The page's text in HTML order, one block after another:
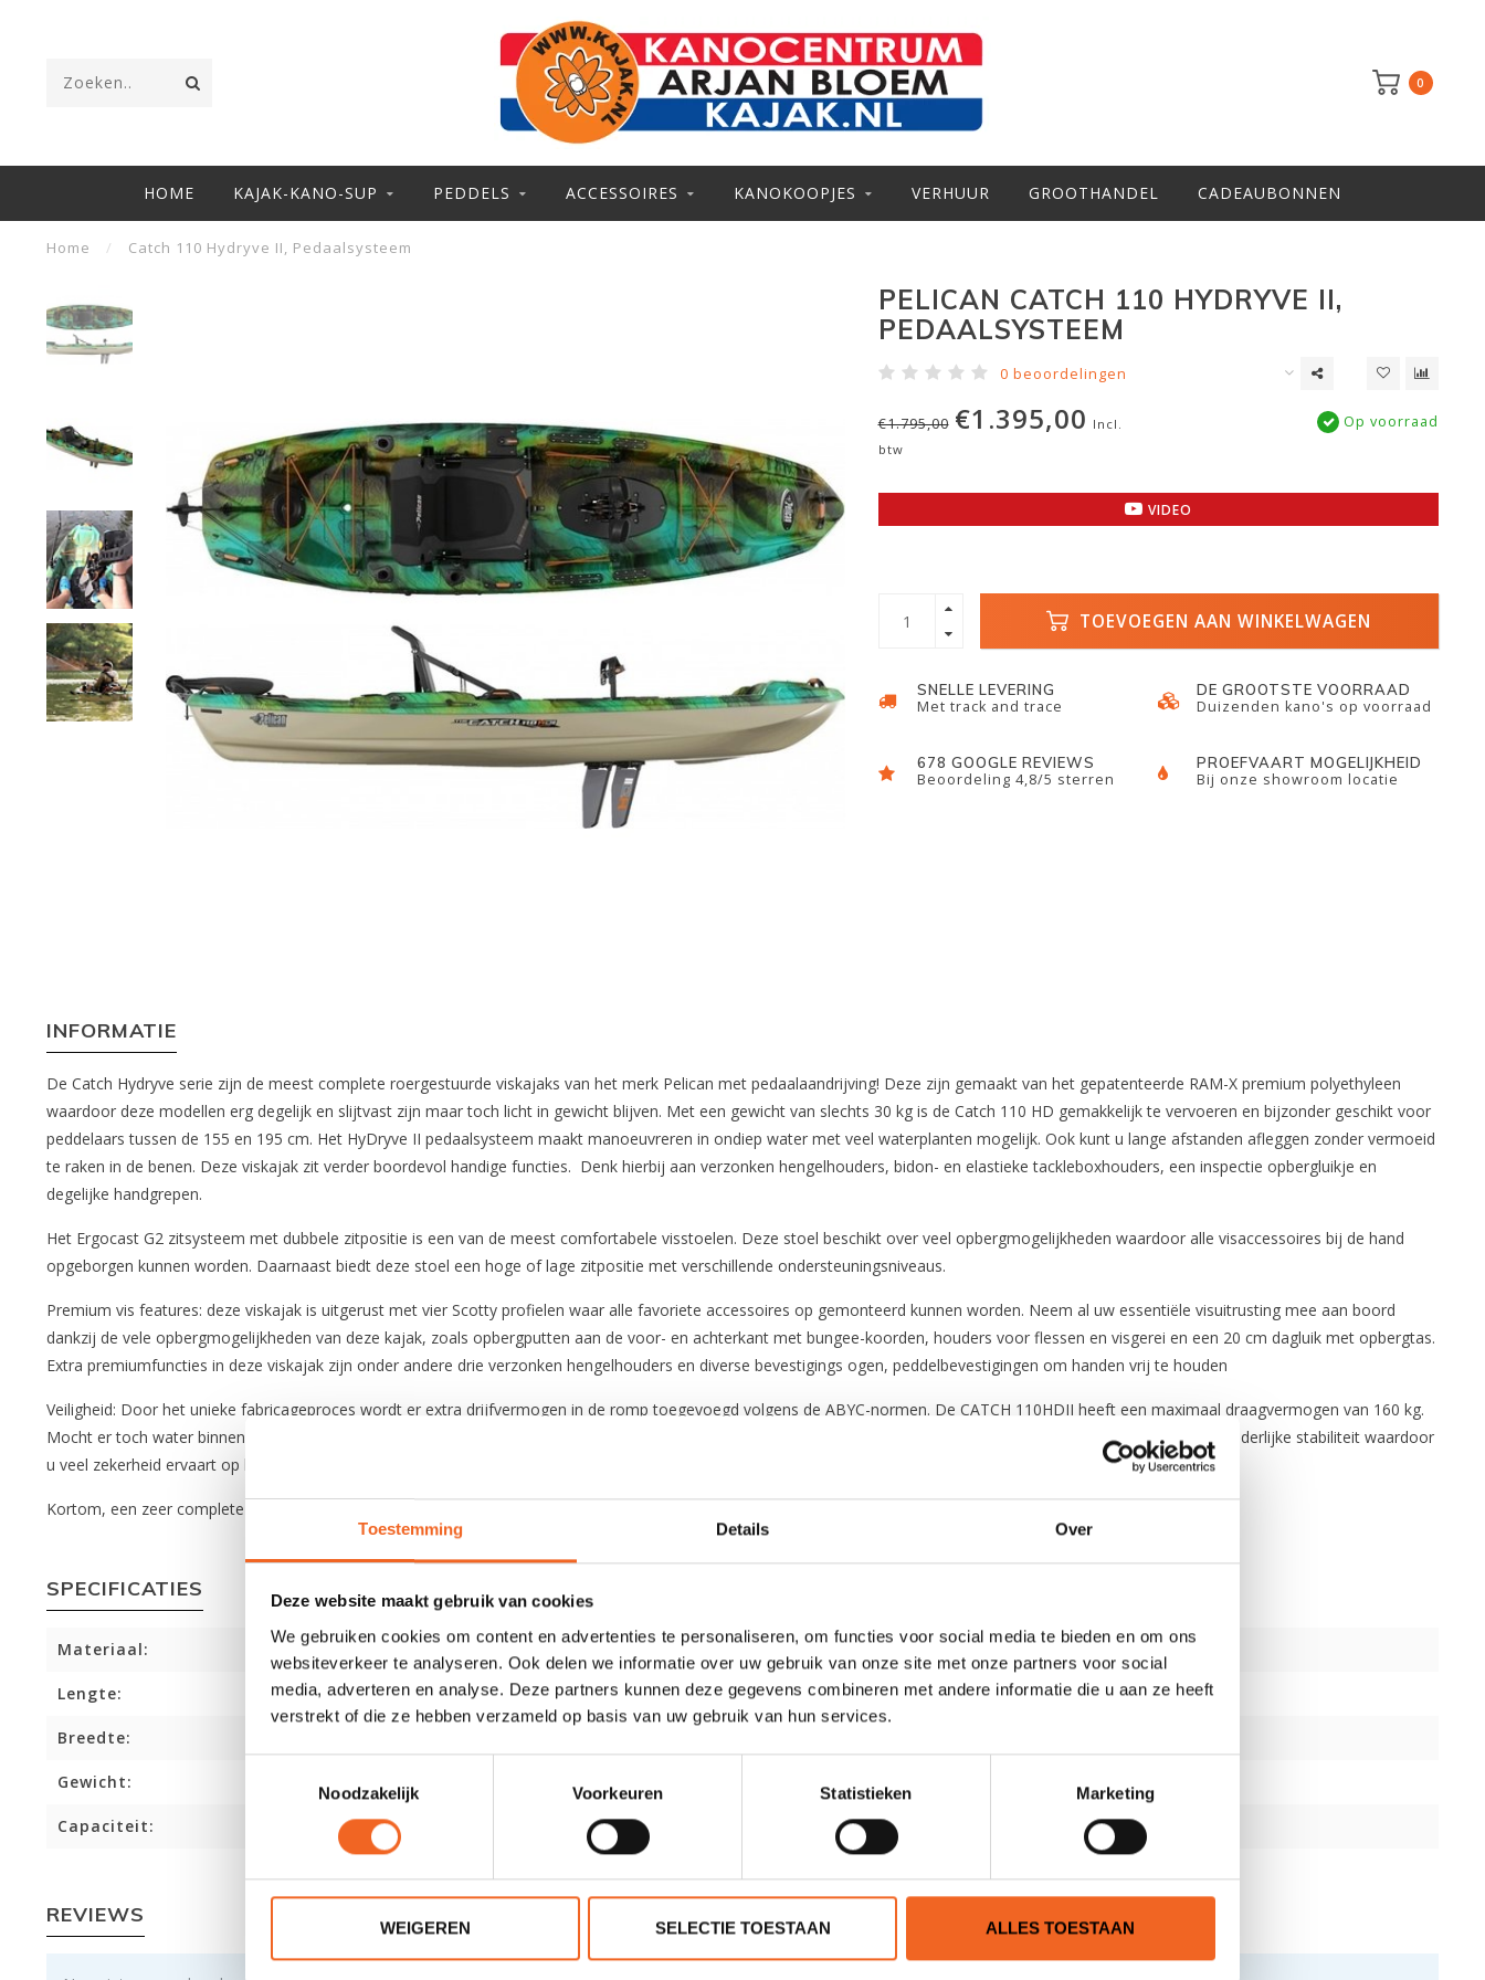
Toestemming Details Over
Deze website maakt gebruik van cookies
We gebruiken cookies om content en advertenties te personaliseren, om functies voor social media te bieden en om ons
websiteverkeer te analyseren. Ook delen we informatie over uw gebruik van onze site met onze partners voor social
media, adverteren en analyse. Deze partners kunnen deze gegevens combineren met andere informatie die u aan ze heeft
verstrekt of die ze hebben verzameld op basis van uw gebruik van hun services.
Noodzakelijk
Voorkeuren Statistieken Marketing
WEIGEREN SELECTIE TOESTAAN ALLES TOESTAAN
0
HOME KAJAK-KANO-SUP PEDDELS ACCESSOIRES KANOKOOPJES VERHUUR GROOTHANDEL CADEAUBONNEN
Home / Catch 110 Hydryve II, Pedaalsysteem
PELICAN CATCH 110 HYDRYVE II,
PEDAALSYSTEEM
0 beoordelingen
€1.795,00 €1.395,00 Incl.
btw
Op voorraad
VIDEO
TOEVOEGEN AAN WINKELWAGEN
SNELLE LEVERING
Met track and trace
DE GROOTSTE VOORRAAD
Duizenden kano's op voorraad
678 GOOGLE REVIEWS
Beoordeling 4,8/5 sterren
PROEFVAART MOGELIJKHEID
Bij onze showroom locatie
INFORMATIE
De Catch Hydryve serie zijn de meest complete roergestuurde viskajaks van het merk Pelican met pedaalaandrijving! Deze zijn gemaakt van het gepatenteerde RAM-X premium polyethyleen
waardoor deze modellen erg degelijk en slijtvast zijn maar toch licht in gewicht blijven. Met een gewicht van slechts 30 kg is de Catch 110 HD gemakkelijk te vervoeren en bijzonder geschikt voor
peddelaars tussen de 155 en 195 cm. Het HyDryve II pedaalsysteem maakt manoeuvreren in ondiep water met veel waterplanten mogelijk. Ook kunt u lange afstanden afleggen zonder vermoeid
te raken in de benen. Deze viskajak zit verder boordevol handige functies. Denk hierbij aan verzonken hengelhouders, bidon- en elastieke tackleboxhouders, een inspectie opbergluikje en
degelijke handgrepen.
Het Ergocast G2 zitsysteem met dubbele zitpositie is een van de meest comfortabele visstoelen. Deze stoel beschikt over veel opbergmogelijkheden waardoor alle visaccessoires bij de hand
opgeborgen kunnen worden. Daarnaast biedt deze stoel een hoge of lage zitpositie met verschillende ondersteuningsniveaus.
Premium vis features: deze viskajak is uitgerust met vier Scotty profielen waar alle favoriete accessoires op gemonteerd kunnen worden. Neem al uw essentiële visuitrusting mee aan boord
dankzij de vele opbergmogelijkheden van deze kajak, zoals opbergputten aan de voor- en achterkant met bungee-koorden, houders voor flessen en visgerei en een 20 cm dagluik met opbergtas.
Extra premiumfuncties in deze viskajak zijn onder andere drie verzonken hengelhouders en diverse bevestigings ogen, peddelbevestigingen om handen vrij te houden
Veiligheid: Door het unieke fabricageproces wordt er extra drijfvermogen in de romp toegevoegd volgens de ABYC-normen. De CATCH 110HDII heeft een maximaal draagvermogen van 160 kg.
Mocht er toch water binnenkomen loopt het snel weg via de zelflozende gaten aan de onderkant van de kajak. Het ontwerp van de romp van de kajak biedt ook uitzonderlijke stabiliteit waardoor
u veel zekerheid ervaart op het water.
Kortom, een zeer complete viskajak met trapsysteem van hoge kwaliteit. En dat met een makkelijk te hanteren gewicht van slechts 30 kg!
SPECIFICATIES
Materiaal: Ram-X Polyethyleen PREMIUM
Lengte: 320 cm
Breedte:
Gewicht:
Capaciteit: 159 kg
REVIEWS